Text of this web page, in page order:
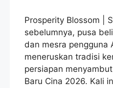
Prosperity Blossom |
sebelumnya, pusa
dan mesra pengguna
meneruskan tradisi
persiapan
Baru Cina 2026. Kali